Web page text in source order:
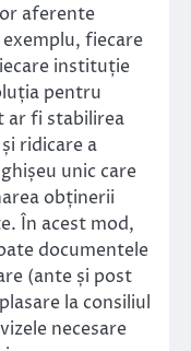
aferente
fiecare
instituție
pentru
ar fi stabilirea
ridicare a
unic care
obținerii
În acest mod,
documentele
(ante și post
la consiliul
necesare